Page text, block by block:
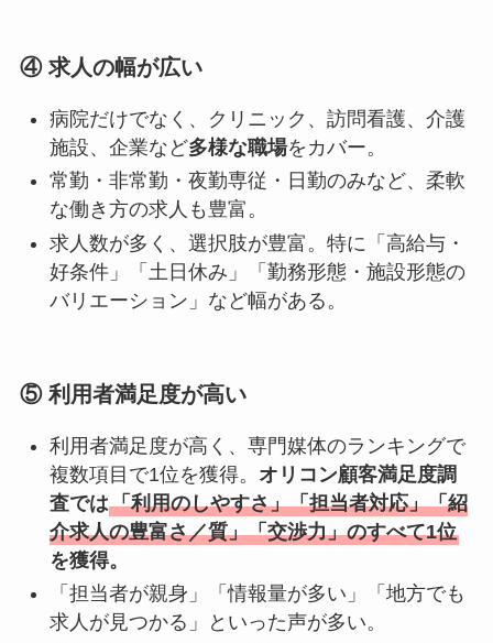
④ 求人の幅が広い
病院だけでなく、クリニック、訪問看護、介護
施設、企業など多様な職場をカバー。
常勤・非常勤・夜勤専従・日勤のみなど、柔軟
な働き方の求人も豊富。
求人数が多く、選択肢が豊富。特に「高給与・
好条件」「土日休み」「勤務形態・施設形態の
バリエーション」など幅がある。
⑤ 利用者満足度が高い
利用者満足度が高く、専門媒体のランキングで
複数項目で1位を獲得。 オリコン顧客満足度調
査では「利用のしやすさ」「担当者対応」「紹
介求人の豊富さ／質」「交渉力」のすべて1位
を獲得。
「担当者が親身」「情報量が多い」「地方でも
求人が見つかる」といった声が多い。